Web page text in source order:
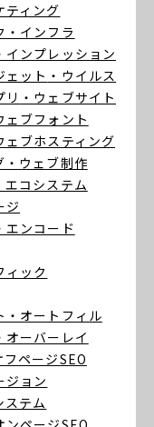
ティング
・インフラ
インプレッション
ェット ・ウイルス
リ ・ウェブサイト
ェブフォント
ェブホスティング
・ウェブ制作
エコシステム
ジ
エンコード
ィック
・オートフィル
オーバーレイ
フページSEO
ジョン
ステム